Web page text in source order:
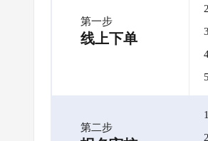
第一步
线上下单
第二步